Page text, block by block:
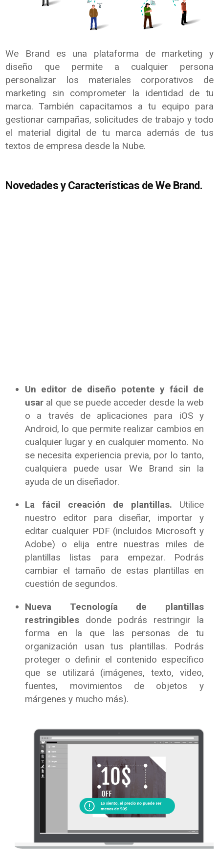
We Brand es una plataforma de marketing y
diseño que permite a cualquier persona
personalizar los materiales corporativos de
marketing sin comprometer la identidad de tu
marca. También capacitamos a tu equipo para
gestionar campañas, solicitudes de trabajo y todo
el material digital de tu marca además de tus
textos de empresa desde la Nube.
Novedades y Características de We Brand.
Un editor de diseño potente y fácil de
usar ​al que se puede acceder desde la web
o a través de aplicaciones para iOS y
Android, lo que permite realizar cambios en
cualquier lugar y en cualquier momento. No
se necesita experiencia previa, por lo tanto,
cualquiera puede usar We Brand sin la
ayuda de un diseñador.
La fácil creación de plantillas. ​ Utilice
nuestro editor para diseñar, importar y
editar cualquier PDF (incluidos Microsoft y
Adobe) o elija entre nuestras miles de
plantillas listas para empezar. Podrás
cambiar el tamaño de estas plantillas en
cuestión de segundos.
Nueva Tecnología de plantillas
restringibles ​donde podrás restringir la
forma en la que las personas de tu
organización usan tus plantillas. Podrás
proteger o definir el contenido específico
que se utilizará (imágenes, texto, video,
fuentes, movimientos de objetos y
márgenes y mucho más).